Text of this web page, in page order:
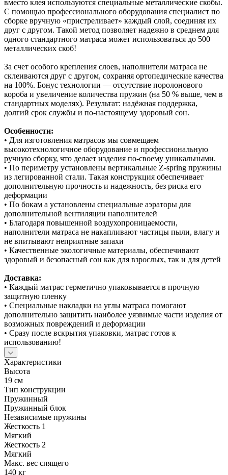
вместо клея используются специальные металлические скобы.
С помощью профессионального оборудования специалист по
сборке вручную «пристреливает» каждый слой, соединяя их
друг с другом. Такой метод позволяет надежно в среднем для
одного стандартного матраса может использоваться до 500
металлических скоб!
За счет особого крепления слоев, наполнители матраса не
склеиваются друг с другом, сохраняя ортопедические качества
на 100%. Бонус технологии — отсутствие поролонового
короба и увеличение количества пружин (на 50 % выше, чем в
стандартных моделях). Результат: надёжная поддержка,
долгий срок службы и по‑настоящему здоровый сон.
Особенности:
• Для изготовления матрасов мы совмещаем
высокотехнологичное оборудование и профессиональную
ручную сборку, что делает изделия по-своему уникальными.
• По периметру установлены вертикальные Z-spring пружины
из легированной стали. Такая конструкция обеспечивает
дополнительную прочность и надежность, без риска его
деформации
• По бокам а установлены специальные аэраторы для
дополнительной вентиляции наполнителей
• Благодаря повышенной воздухопроницаемости,
наполнители матраса не накапливают частицы пыли, влагу и
не впитывают неприятные запахи
• Качественные экологичные материалы, обеспечивают
здоровый и безопасный сон как для взрослых, так и для детей
Доставка:
• Каждый матрас герметично упаковывается в прочную
защитную пленку
• Специальные накладки на углы матраса помогают
дополнительно защитить наиболее уязвимые части изделия от
возможных повреждений и деформации
• Сразу после вскрытия упаковки, матрас готов к
использованию!
Характеристики
Высота
19 см
Тип конструкции
Пружинный
Пружинный блок
Независимые пружины
Жесткость 1
Мягкий
Жесткость 2
Мягкий
Макс. вес спящего
140 кг